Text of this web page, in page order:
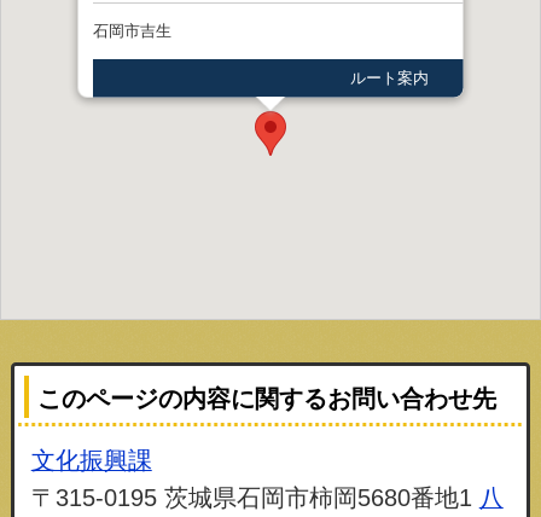
石岡市吉生
ルート案内
このページの内容に関するお問い合わせ先
文化振興課
〒315-0195 茨城県石岡市柿岡5680番地1 八